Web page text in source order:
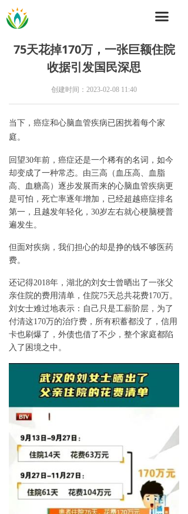
끀
当下， 癌症和心脑血管疾病已 困扰着每个家
庭。
回望30年前，癌症还是一个稀有的名词， 如今
却变成了一种常态。由三高（血压高、血脂
高、血糖高）逐步发展而来的心脑血管疾病更
是可怕，死亡率逐年增加 ， 已经超越癌症排名
第一，且越发年轻化，30岁左右就心梗脑梗普
遍发生。
但面对疾病，我们担心的却是挣的钱不够医药
费。
还记得2018年 ， 湖北的刘女士曾 晒出了一张父
亲住院的费用清单，住院75天总共花费170万。
刘女士难过地表示 ： 自己只是工薪阶层，为了
付清这170万的治疗费， 所有积蓄都没了 ， 信用
卡也刷 爆了 ，外债也借了不少 ， 整个家庭都陷
入了困境之中 。
75天花掉170万，一张巨额住院
收据引发国民深思
创建时间： 2023-02-08 11:40